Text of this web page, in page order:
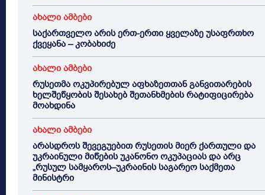
ახალი ამბები
საქართველო არის ერთ-ერთი ყველაზე უსაფრთხო
ქვეყანა – კობახიძე
ახალი ამბები
რუსეთმა ოკუპირებულ აფხაზეთთან განვითარების
ხელშეწყობის შესახებ შეთანხმების რატიფიცირება
მოახდინა
ახალი ამბები
არასდროს შევეგუებით რუსეთის მიერ ქართული და
უკრაინული მიწების უკანონო ოკუპაციას და არც
„რუსულ სამყაროს–უკრაინის საგარეო საქმეთა
მინისტრი